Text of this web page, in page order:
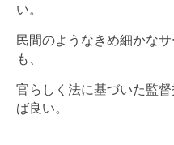
い。
民間のようなきめ細かな
も、
官らしく法に基づいた監
ば良い。